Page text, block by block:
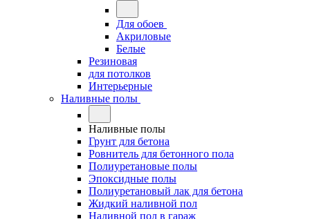
Для обоев
Акриловые
Белые
Резиновая
для потолков
Интерьерные
Наливные полы
Наливные полы
Грунт для бетона
Ровнитель для бетонного пола
Полиуретановые полы
Эпоксидные полы
Полиуретановый лак для бетона
Жидкий наливной пол
Наливной пол в гараж